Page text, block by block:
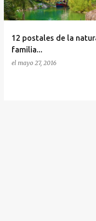
12 postales de la
familia...
el mayo 27, 2016